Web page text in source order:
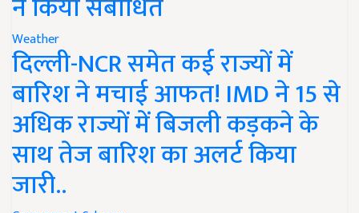
ने किया संबोधित
Weather
दिल्ली-NCR समेत कई राज्यों में
बारिश ने मचाई आफत! IMD ने 15 से
अधिक राज्यों में बिजली कड़कने के
साथ तेज बारिश का अलर्ट किया
जारी..